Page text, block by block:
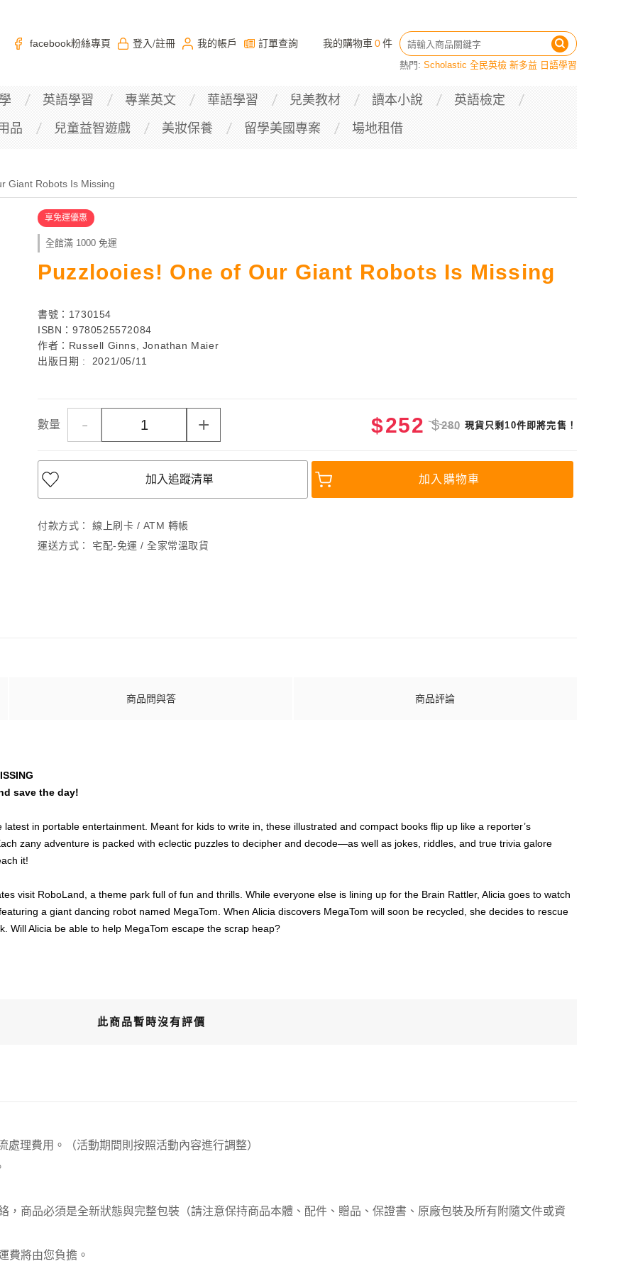
facebook粉絲專頁 登入 /註冊 我的帳戶 訂單查詢 我的購物車 0件
熱門: Scholastic 全民英檢 新多益 日語學習
英語學習 專業英文 華語學習 兒美教材 讀本小說
英語檢定
品 兒童益智遊戲 美妝保養 留學美國專案 場地租借
Giant Robots Is Missing
享免運優惠
全館滿 1000 免運
Puzzlooies! One of Our Giant Robots Is Missing
書號：1730154
ISBN：9780525572084
作者：Russell Ginns, Jonathan Maier
出版日期 : 2021/05/11
數量 - + $252 $280 現貨只剩10件即將完售！
加入追蹤清單 加入購物車
付款方式：
線上刷卡 / ATM 轉帳
運送方式：
宅配-免運 / 全家常溫取貨
商品問與答 商品評論
save the day!
in portable entertainment. Meant for kids to write in, these illustrated and compact books flip up like a reporter’s
zany adventure is packed with eclectic puzzles to decipher and decode—as well as jokes, riddles, and true trivia galore
it!
visit RoboLand, a theme park full of fun and thrills. While everyone else is lining up for the Brain Rattler, Alicia goes to watch
a giant dancing robot named MegaTom. When Alicia discovers MegaTom will soon be recycled, she decides to rescue
Will Alicia be able to help MegaTom escape the scrap heap?
此商品暫時沒有評價
理費用。（活動期間則按照活動內容進行調整）
，商品必須是全新狀態與完整包裝（請注意保持商品本體、配件、贈品、保證書、原廠包裝及所有附隨文件或資
費將由您負擔。